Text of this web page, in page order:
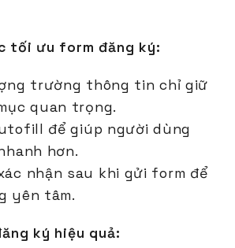
tối ưu form đăng ký:
trường thông tin chỉ giữ
quan trọng.
để giúp người dùng
hơn.
nhận sau khi gửi form để
yên tâm.
ký hiệu quả: